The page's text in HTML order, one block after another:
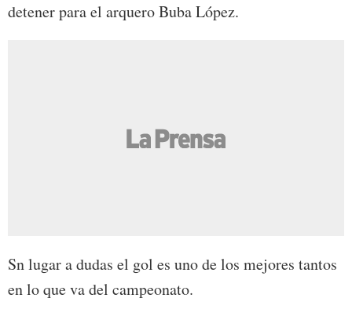
detener para el arquero Buba López.
Sn lugar a dudas el gol es uno de los mejores tantos
en lo que va del campeonato.